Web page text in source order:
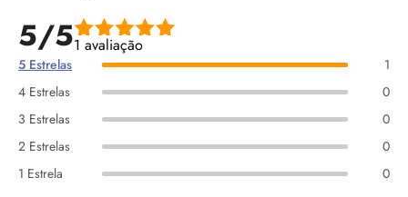
5/51 avaliação
5 Estrelas
1
4 Estrelas
0
3 Estrelas
0
2 Estrelas
0
1 Estrela
0